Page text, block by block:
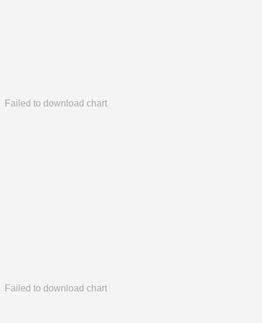
Failed to download chart
Failed to download chart